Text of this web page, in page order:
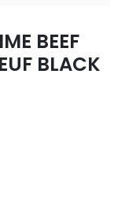
BEEF
BLACK